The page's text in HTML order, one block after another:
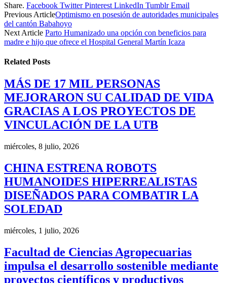
Share. Facebook Twitter Pinterest LinkedIn Tumblr Email
Previous ArticleOptimismo en posesión de autoridades municipales
del cantón Babahoyo
Next Article Parto Humanizado una opción con beneficios para
madre e hijo que ofrece el Hospital General Martín Icaza
Related Posts
MÁS DE 17 MIL PERSONAS
MEJORARON SU CALIDAD DE VIDA
GRACIAS A LOS PROYECTOS DE
VINCULACIÓN DE LA UTB
miércoles, 8 julio, 2026
CHINA ESTRENA ROBOTS
HUMANOIDES HIPERREALISTAS
DISEÑADOS PARA COMBATIR LA
SOLEDAD
miércoles, 1 julio, 2026
Facultad de Ciencias Agropecuarias
impulsa el desarrollo sostenible mediante
proyectos científicos y productivos